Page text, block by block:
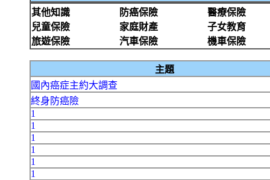
其他知識
防癌保險
醫療保險
兒童保險
家庭財產
子女教育
旅遊保險
汽車保險 機車保險
主題
國內癌症主約大調查
終身防癌險
1
1
1
1
1
1